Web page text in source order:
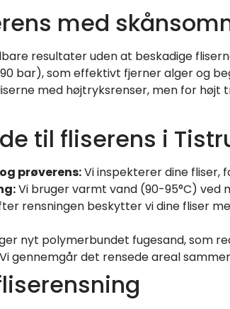
med
resultater uden at beskadige
bar), som effektivt fjerner alger og
med højtryksrenser, men for
til fliserens i
prøverens:Vi inspekterer dine fliser,
Vi bruger varmt vand (90-95°C) ved
rensningen beskytter vi dine fliser
nyt polymerbundet fugesand, som
Vi gennemgår det rensede areal